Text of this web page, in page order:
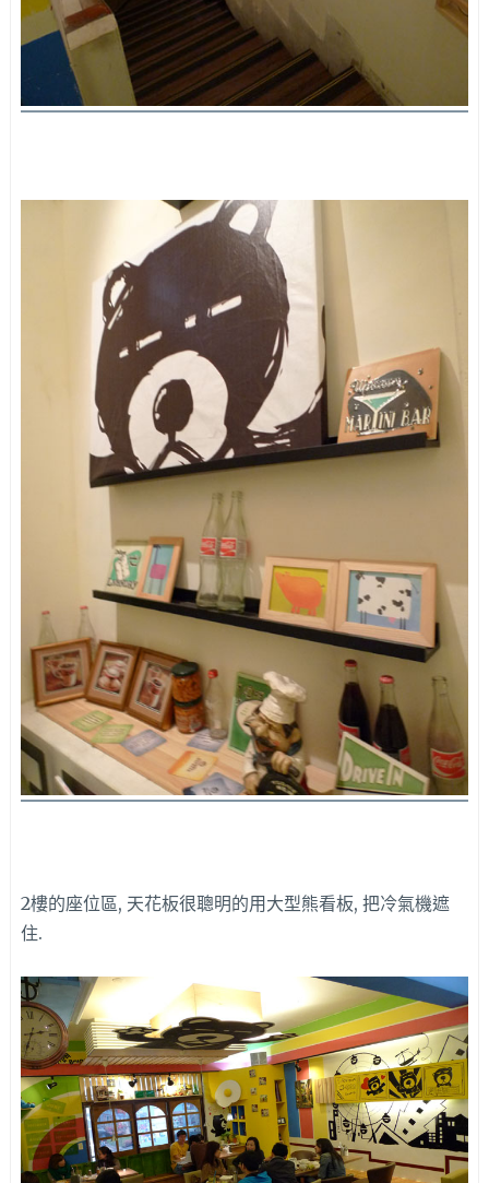
2樓的座位區, 天花板很聰明的用大型熊看板, 把冷氣機遮
住.